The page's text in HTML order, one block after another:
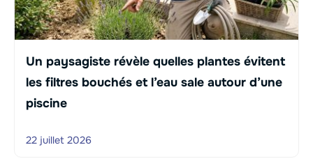
Un paysagiste révèle quelles plantes évitent
les filtres bouchés et l’eau sale autour d’une
piscine
22 juillet 2026